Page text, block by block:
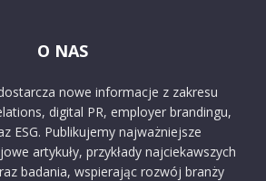
O NAS
nowe informacje z zakresu
digital PR, employer brandingu,
ESG. Publikujemy najważniejsze
artykuły, przykłady najciekawszych
badania, wspierając rozwój branży